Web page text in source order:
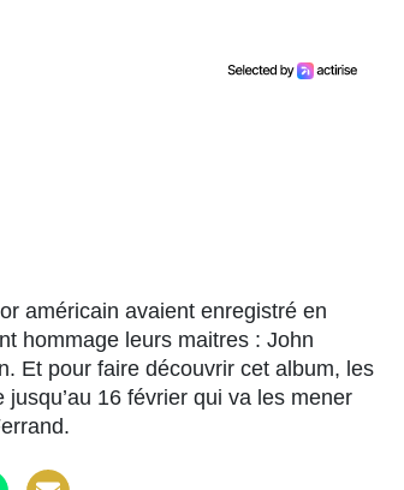
américain avaient enregistré en
hommage leurs maitres : John
Et pour faire découvrir cet album, les
16 février qui va les mener